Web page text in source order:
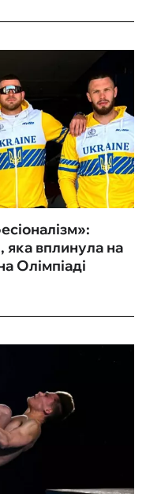
яка вплинула на
Олімпіаді